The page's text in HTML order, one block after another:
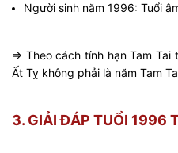
Người sinh năm 1996: Tuổi
=> Theo cách tính hạn Tam
Ất Tỵ không phải là năm Tam
3. GIẢI ĐÁP TUỔI 1996